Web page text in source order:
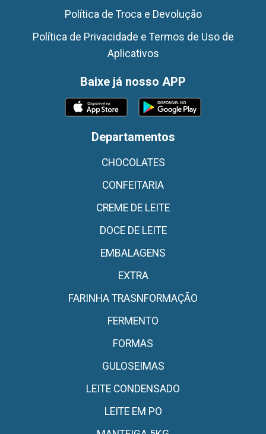
Política de Troca e Devolução
Política de Privacidade e Termos de Uso de
Aplicativos
Baixe já nosso APP
Departamentos
CHOCOLATES
CONFEITARIA
CREME DE LEITE
DOCE DE LEITE
EMBALAGENS
EXTRA
FARINHA TRASNFORMAÇÃO
FERMENTO
FORMAS
GULOSEIMAS
LEITE CONDENSADO
LEITE EM PO